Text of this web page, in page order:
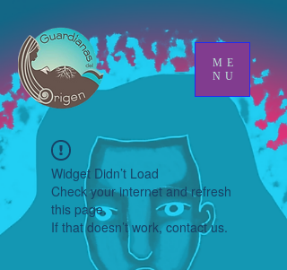
ME
NU
Widget Didn’t Load
Check your internet and refresh
this page.
If that doesn’t work, contact us.